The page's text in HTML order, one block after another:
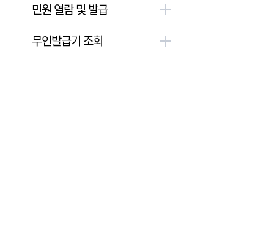
민원 열람 및 발급
무인발급기 조회